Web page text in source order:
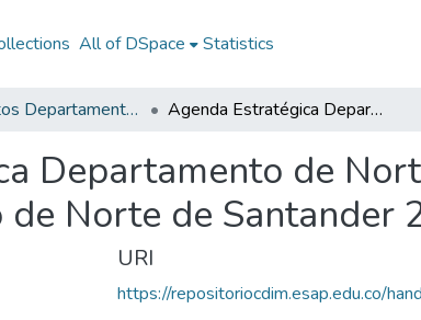
All of DSpace Statistics
Documentos Departamentales Agenda Estratégica Departamento de Norte de Santander 2012-2015: AE Departamento de Norte de Santander 2012-2015
Departamento de
Norte de Santander
URI
https://repositoriocdim.esap.edu.co/